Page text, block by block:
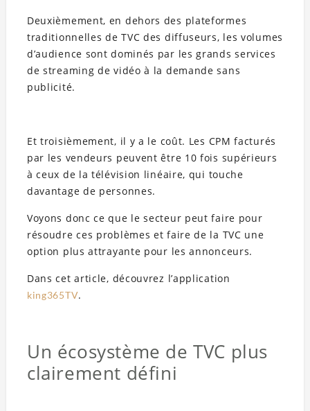
Deuxièmement, en dehors des plateformes
traditionnelles de TVC des diffuseurs, les volumes
d’audience sont dominés par les grands services
de streaming de vidéo à la demande sans
publicité.
Et troisièmement, il y a le coût. Les CPM facturés
par les vendeurs peuvent être 10 fois supérieurs
à ceux de la télévision linéaire, qui touche
davantage de personnes.
Voyons donc ce que le secteur peut faire pour
résoudre ces problèmes et faire de la TVC une
option plus attrayante pour les annonceurs.
Dans cet article, découvrez l’application
king365TV.
Un écosystème de TVC plus
clairement défini